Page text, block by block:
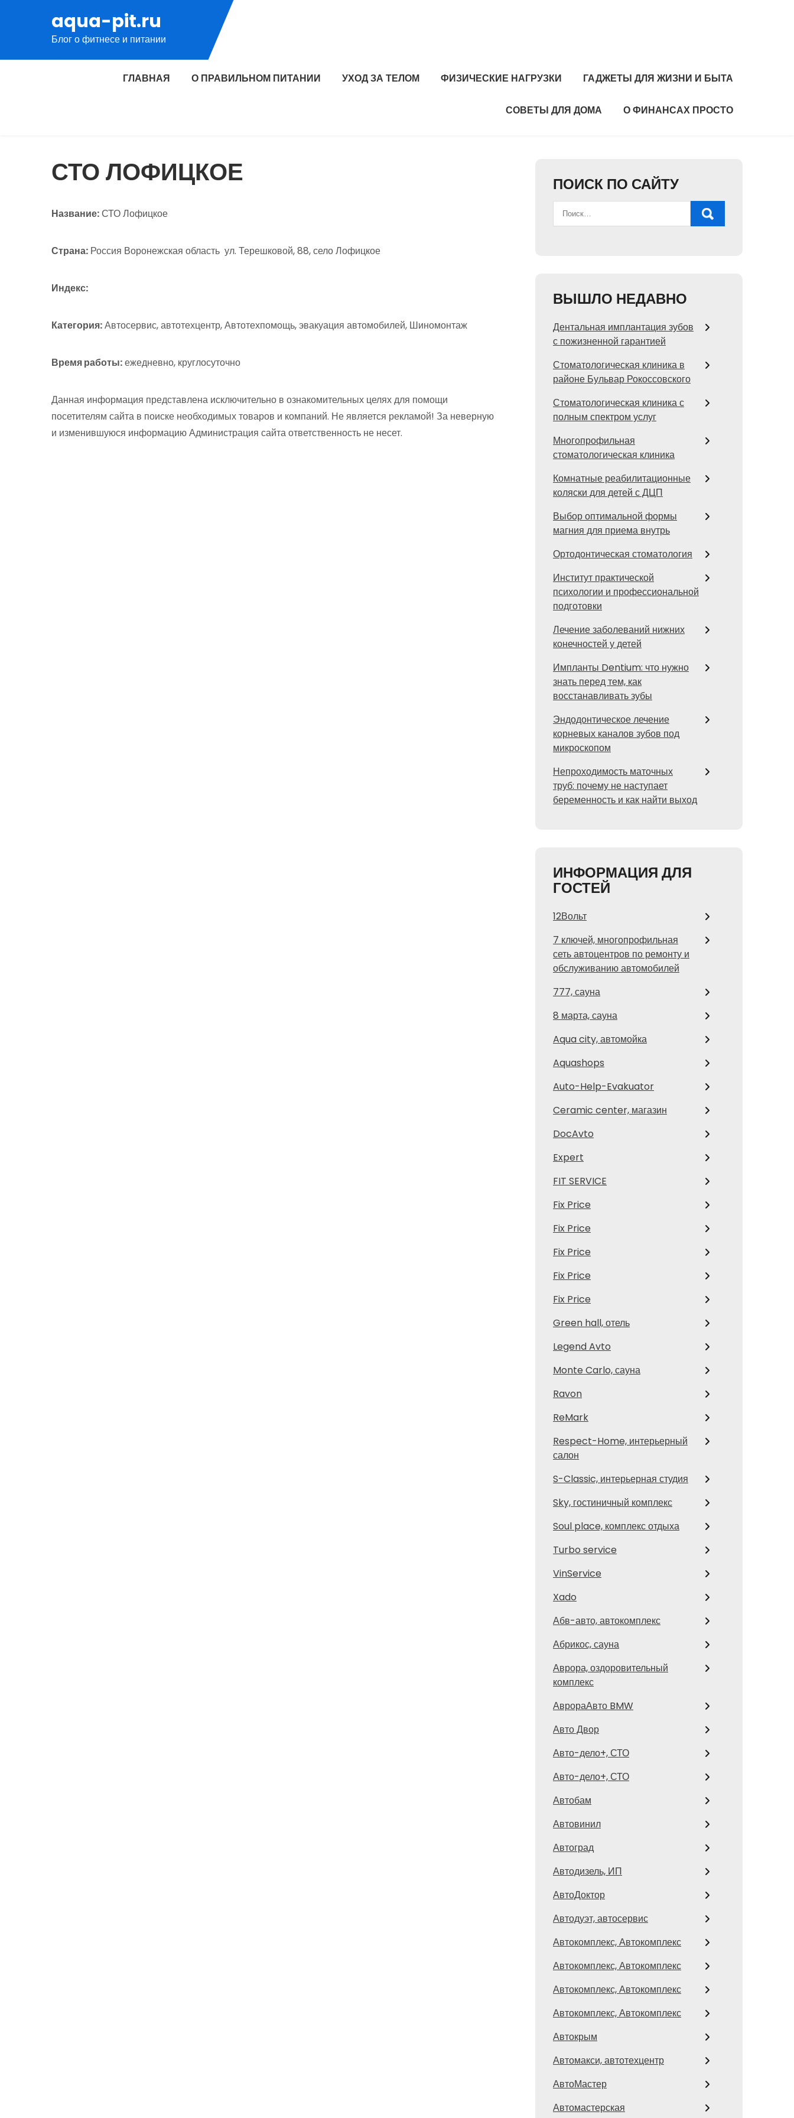
содержимому
aqua-pit.ru
Блог о фитнесе и питании
ГЛАВНАЯ О ПРАВИЛЬНОМ ПИТАНИИ УХОД ЗА ТЕЛОМ ФИЗИЧЕСКИЕ НАГРУЗКИ ГАДЖЕТЫ ДЛЯ ЖИЗНИ И БЫТА
СОВЕТЫ ДЛЯ ДОМА О ФИНАНСАХ ПРОСТО
СТО ЛОФИЦКОЕ
Название:СТО Лофицкое
Страна: Россия Воронежская область ул. Терешковой, 88, село Лофицкое
Индекс:
Категория:Автосервис, автотехцентр, Автотехпомощь, эвакуация автомобилей, Шиномонтаж
Время работы:ежедневно, круглосуточно
Данная информация представлена исключительно в ознакомительных целях для помощи
посетителям сайта в поиске необходимых товаров и компаний. Не является рекламой! За неверную
и изменившуюся информацию Администрация сайта ответственность не несет.
ПОИСК ПО САЙТУ
ВЫШЛО НЕДАВНО
Дентальная имплантация зубов
с пожизненной гарантией
Стоматологическая клиника в
районе Бульвар Рокоссовского
Стоматологическая клиника с
полным спектром услуг
Многопрофильная
стоматологическая клиника
Комнатные реабилитационные
коляски для детей с ДЦП
Выбор оптимальной формы
магния для приема внутрь
Ортодонтическая стоматология
Институт практической
психологии и профессиональной
подготовки
Лечение заболеваний нижних
конечностей у детей
Импланты Dentium: что нужно
знать перед тем, как
восстанавливать зубы
Эндодонтическое лечение
корневых каналов зубов под
микроскопом
Непроходимость маточных
труб: почему не наступает
беременность и как найти выход
ИНФОРМАЦИЯ ДЛЯ
ГОСТЕЙ
12Вольт
7 ключей, многопрофильная
сеть автоцентров по ремонту и
обслуживанию автомобилей
777, сауна
8 марта, сауна
Aqua city, автомойка
Aquashops
Auto-Help-Evakuator
Ceramic center, магазин
DocAvto
Expert
FIT SERVICE
Fix Price
Fix Price
Fix Price
Fix Price
Fix Price
Green hall, отель
Legend Avto
Monte Carlo, сауна
Ravon
ReMark
Respect-Home, интерьерный
салон
S-Classic, интерьерная студия
Sky, гостиничный комплекс
Soul place, комплекс отдыха
Turbo service
VinService
Xado
Абв-авто, автокомплекс
Абрикос, сауна
Аврора, оздоровительный
комплекс
АврораАвто BMW
Авто Двор
Авто-дело+, СТО
Авто-дело+, СТО
Автобам
Автовинил
Автоград
Автодизель, ИП
АвтоДоктор
Автодуэт, автосервис
Автокомплекс, Автокомплекс
Автокомплекс, Автокомплекс
Автокомплекс, Автокомплекс
Автокомплекс, Автокомплекс
Автокрым
Автомакси, автотехцентр
АвтоМастер
Автомастерская